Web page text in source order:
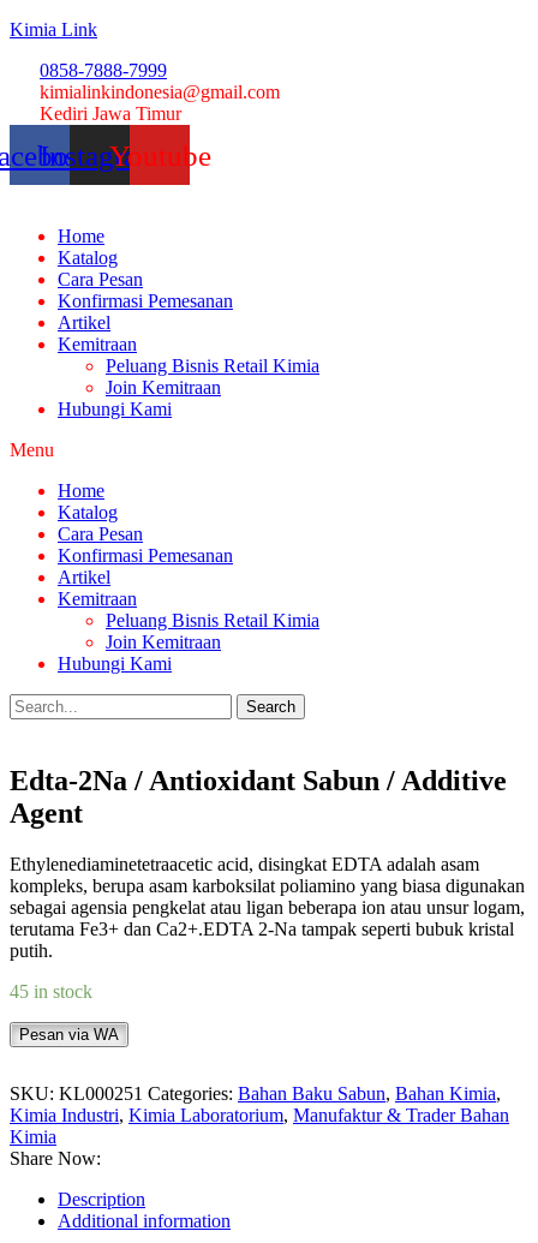
Kimia Link
0858-7888-7999
kimialinkindonesia@gmail.com
Kediri Jawa Timur
InstagramYoutube
Home
Katalog
Cara Pesan
Konfirmasi Pemesanan
Artikel
Kemitraan
Peluang Bisnis Retail Kimia
Join Kemitraan
Hubungi Kami
Menu
Home
Katalog
Cara Pesan
Konfirmasi Pemesanan
Artikel
Kemitraan
Peluang Bisnis Retail Kimia
Join Kemitraan
Hubungi Kami
Search
Edta-2Na / Antioxidant Sabun / Additive
Agent
Ethylenediaminetetraacetic acid, disingkat EDTA adalah asam
kompleks, berupa asam karboksilat poliamino yang biasa digunakan
sebagai agensia pengkelat atau ligan beberapa ion atau unsur logam,
terutama Fe3+ dan Ca2+.EDTA 2-Na tampak seperti bubuk kristal
putih.
45 in stock
Pesan via WA
SKU: KL000251 Categories: Bahan Baku Sabun, Bahan Kimia,
Kimia Industri, Kimia Laboratorium, Manufaktur & Trader Bahan
Kimia
Share Now:
Description
Additional information